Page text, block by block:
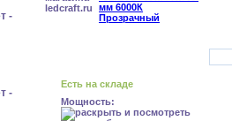
Есть на складе
Мощность: